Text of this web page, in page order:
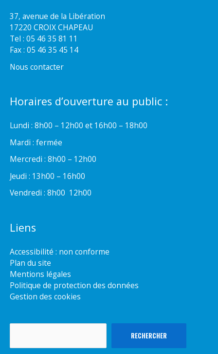
37, avenue de la Libération
17220 CROIX CHAPEAU
Tel : 05 46 35 81 11
Fax : 05 46 35 45 14
Nous contacter
Horaires d’ouverture au public :
Lundi : 8h00 – 12h00 et 16h00 – 18h00
Mardi : fermée
Mercredi : 8h00 – 12h00
Jeudi : 13h00 – 16h00
Vendredi : 8h00  12h00
Liens
Accessibilité : non conforme
Plan du site
Mentions légales
Politique de protection des données
Gestion des cookies
RECHERCHER